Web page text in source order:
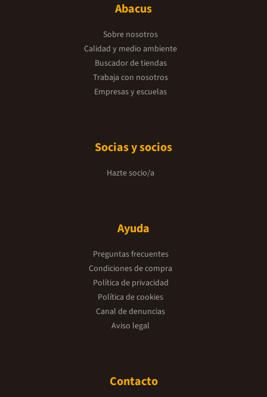
Abacus
Sobre nosotros
Calidad y medio ambiente
Buscador de tiendas
Trabaja con nosotros
Empresas y escuelas
Socias y socios
Hazte socio/a
Ayuda
Preguntas frecuentes
Condiciones de compra
Política de privacidad
Política de cookies
Canal de denuncias
Aviso legal
Contacto